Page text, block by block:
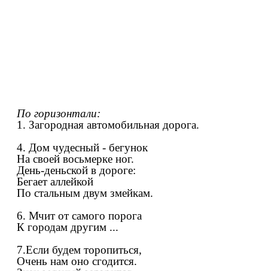
По горизонтали:
1. Загородная автомобильная дорога.
4. Дом чудесный - бегунок
На своей восьмерке ног.
День-деньской в дороге:
Бегает аллейкой
По стальным двум змейкам.
6. Мчит от самого порога
К городам другим ...
7.Если будем торопиться,
Очень нам оно сгодится.